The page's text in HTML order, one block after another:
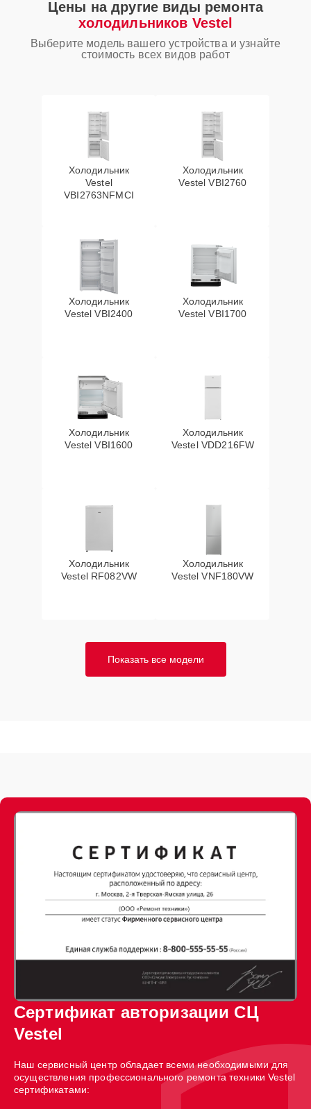
Цены на другие виды ремонта
холодильников Vestel
Выберите модель вашего устройства и узнайте
стоимость всех видов работ
Холодильник
Vestel
VBI2763NFMCI
Холодильник
Vestel VBI2760
Холодильник
Vestel VBI2400
Холодильник
Vestel VBI1700
Холодильник
Vestel VBI1600
Холодильник
Vestel VDD216FW
Холодильник
Vestel RF082VW
Холодильник
Vestel VNF180VW
Показать все модели
Сертификат авторизации СЦ
Vestel
Наш сервисный центр обладает всеми необходимыми для
осуществления профессионального ремонта техники Vestel
сертификатами: